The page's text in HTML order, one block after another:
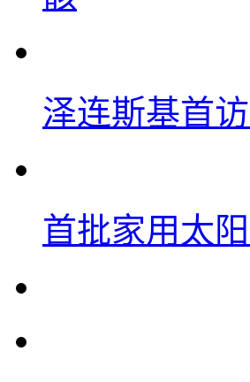
泽连斯基首
首批家用太